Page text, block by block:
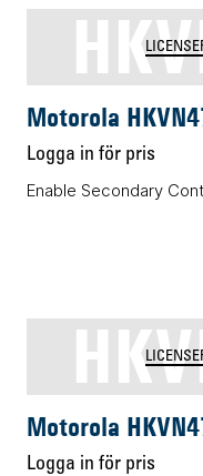
Motorola
Logga in för pris
Enable Secondary
Motorola
Logga in för pris